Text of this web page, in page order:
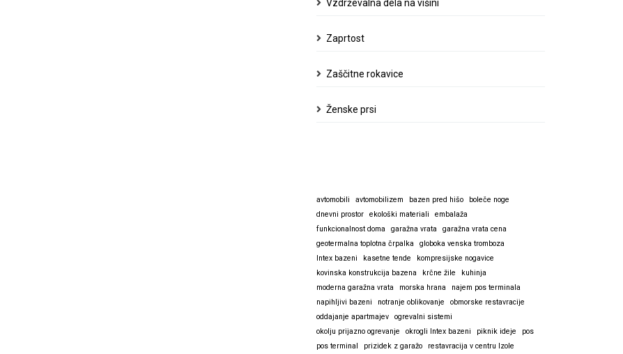
Vzdrževalna dela na višini
Zaprtost
Zaščitne rokavice
Ženske prsi
avtomobili avtomobilizem bazen pred hišo
boleče noge
dnevni prostor
ekološki materiali
embalaža
funkcionalnost doma
garažna vrata
garažna vrata cena
geotermalna toplotna črpalka
globoka venska tromboza
Intex bazeni
kasetne tende
kompresijske nogavice
kovinska konstrukcija bazena
krčne žile
kuhinja
moderna garažna vrata
morska hrana
najem pos terminala
napihljivi bazeni
notranje oblikovanje
obmorske restavracije
oddajanje apartmajev
ogrevalni sistemi
okolju prijazno ogrevanje
okrogli Intex bazeni piknik ideje
pos
pos terminal
prizidek z garažo
restavracija v centru Izole